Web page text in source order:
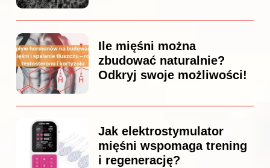
Ile mięśni można
zbudować naturalnie?
Odkryj swoje możliwości!
Jak elektrostymulator
mięśni wspomaga trening
i regenerację?